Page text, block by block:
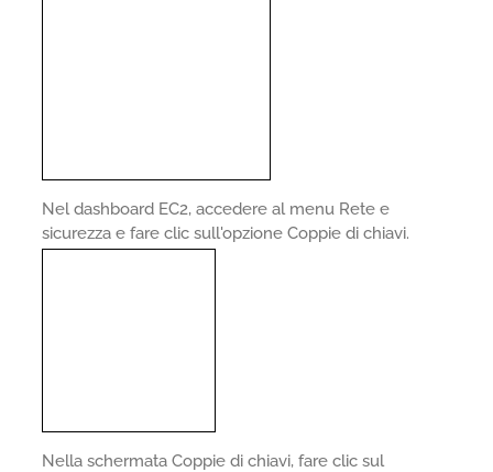
Nel dashboard EC2, accedere al menu Rete e
sicurezza e fare clic sull'opzione Coppie di chiavi.
Nella schermata Coppie di chiavi, fare clic sul